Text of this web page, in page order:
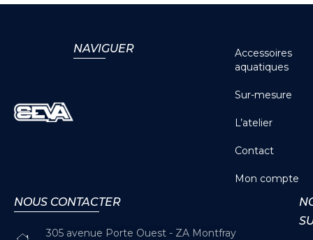
NAVIGUER
Accessoires
aquatiques
Sur-mesure
L’atelier
Contact
Mon compte
NOUS CONTACTER
305 avenue Porte Ouest - ZA Montfray